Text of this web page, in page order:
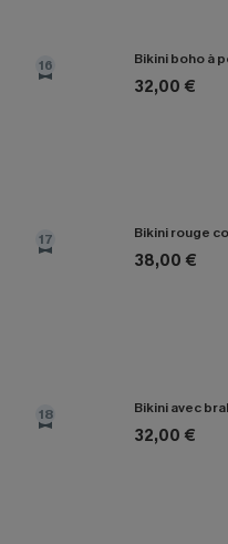
16 Bikini boho à
32,00 €
17 Bikini rouge
38,00 €
18
32,00 €